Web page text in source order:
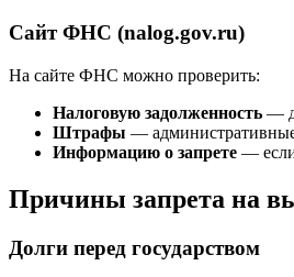
Сайт ФНС (nalog.gov.ru)
На сайте ФНС можно проверить:
Налоговую задолженность —
Штрафы —
Информацию о запрете — если
Причины запрета на
Долги перед государством